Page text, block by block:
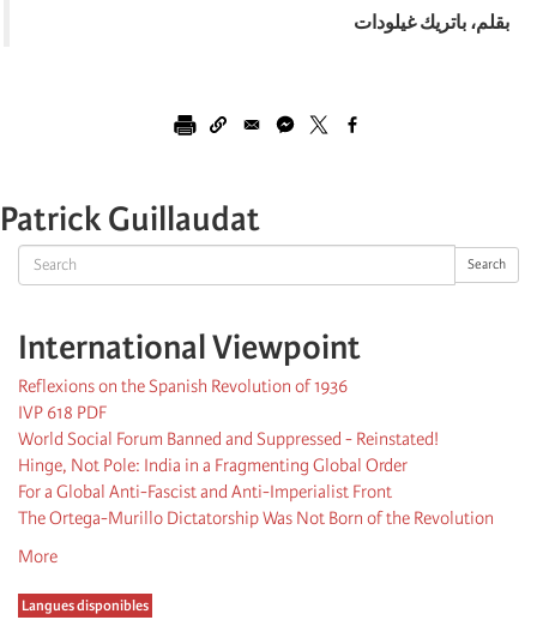
Search Search
International Viewpoint
Reflexions on the Spanish Revolution of 1936
IVP 618 PDF
World Social Forum Banned and Suppressed - Reinstated!
Hinge, Not Pole: India in a Fragmenting Global Order
For a Global Anti-Fascist and Anti-Imperialist Front
The Ortega-Murillo Dictatorship Was Not Born of the Revolution
More
Langues disponibles
بقلم، باتريك غيلودات
Patrick Guillaudat